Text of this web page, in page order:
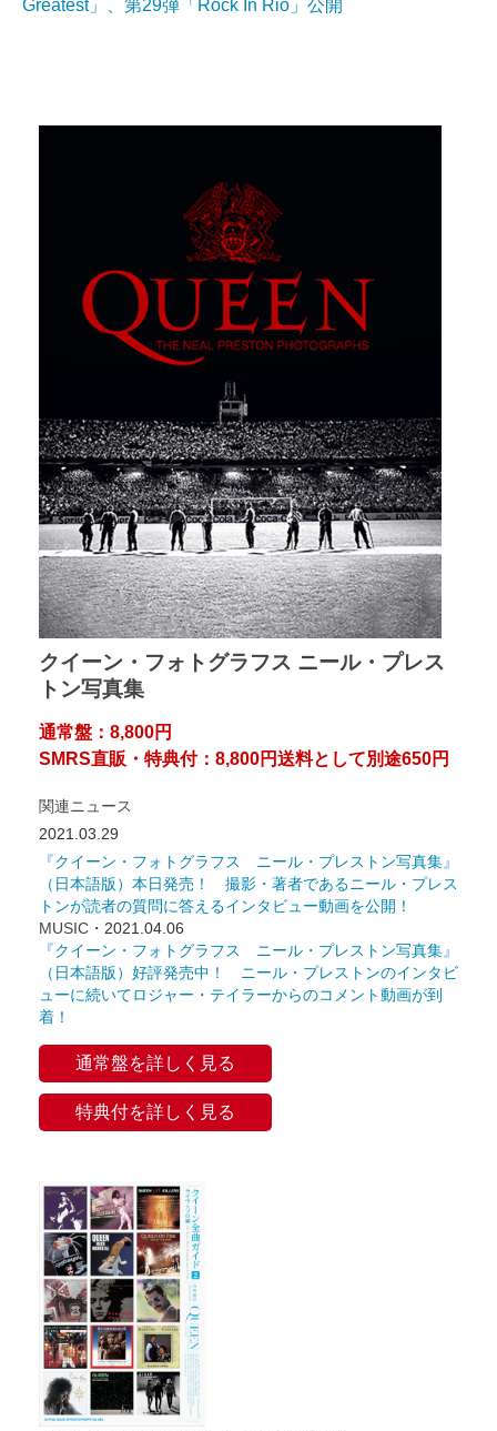
Greatest」、第29弾「Rock In Rio」公開
クイーン・フォトグラフス ニール・プレス
トン写真集
通常盤：8,800円
SMRS直販・特典付：8,800円送料として別途650円
関連ニュース
2021.03.29
『クイーン・フォトグラフス ニール・プレストン写真集』
（日本語版）本日発売！ 撮影・著者であるニール・プレス
トンが読者の質問に答えるインタビュー動画を公開！
MUSIC ・2021.04.06
『クイーン・フォトグラフス ニール・プレストン写真集』
（日本語版）好評発売中！ ニール・プレストンのインタビ
ューに続いてロジャー・テイラーからのコメント動画が到
着！
通常盤を詳しく見る
特典付を詳しく見る